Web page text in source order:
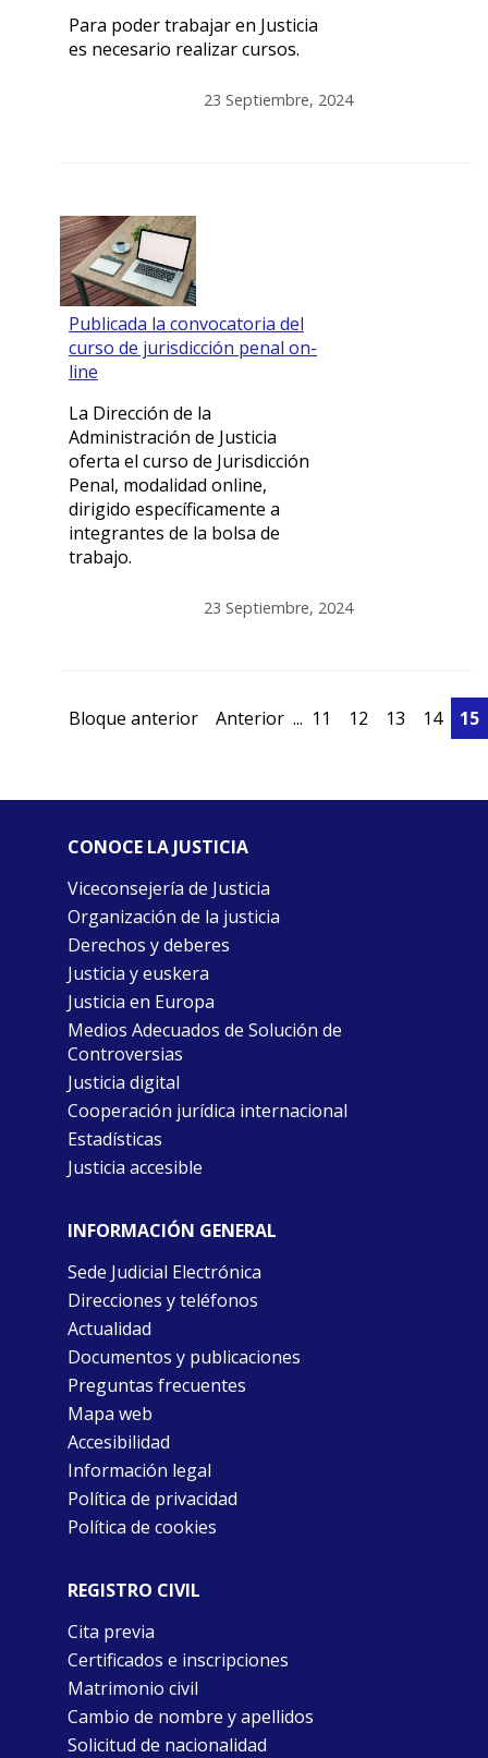
Para poder trabajar en Justicia
es necesario realizar cursos.
23 Septiembre, 2024
Publicada la convocatoria del
curso de jurisdicción penal on-
line
La Dirección de la
Administración de Justicia
oferta el curso de Jurisdicción
Penal, modalidad online,
dirigido específicamente a
integrantes de la bolsa de
trabajo.
23 Septiembre, 2024
Bloque anterior Anterior ... 11 12 13 14 15
CONOCE LA JUSTICIA
Viceconsejería de Justicia
Organización de la justicia
Derechos y deberes
Justicia y euskera
Justicia en Europa
Medios Adecuados de Solución de
Controversias
Justicia digital
Cooperación jurídica internacional
Estadísticas
Justicia accesible
INFORMACIÓN GENERAL
Sede Judicial Electrónica
Direcciones y teléfonos
Actualidad
Documentos y publicaciones
Preguntas frecuentes
Mapa web
Accesibilidad
Información legal
Política de privacidad
Política de cookies
REGISTRO CIVIL
Cita previa
Certificados e inscripciones
Matrimonio civil
Cambio de nombre y apellidos
Solicitud de nacionalidad